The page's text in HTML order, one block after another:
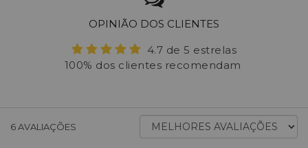
OPINIÃO DOS CLIENTES
4.7 de 5 estrelas
100% dos clientes recomendam
6AVALIAÇÕES
ORDENAR
AVALIAÇÕES